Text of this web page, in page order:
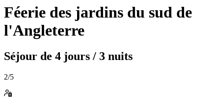
Féerie des jardins du sud de
l'Angleterre
Séjour de 4 jours / 3 nuits
2/5